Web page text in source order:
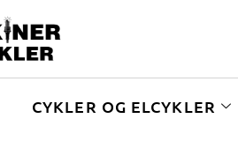
CYKLER OG ELCYKLER